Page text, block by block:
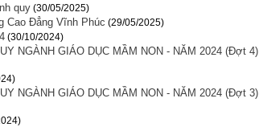
quy (30/05/2025)
Cao Đẳng Vĩnh Phúc (29/05/2025)
(30/10/2024)
NGÀNH GIÁO DỤC MẦM NON - NĂM 2024 (Đợt 4)
NGÀNH GIÁO DỤC MẦM NON - NĂM 2024 (Đợt 3)